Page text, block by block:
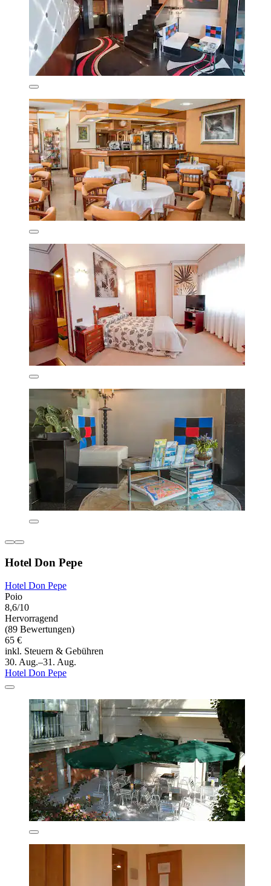
Hotel Don Pepe
Hotel Don Pepe
Poio
8,6/10
Hervorragend
(89 Bewertungen)
65 €
inkl. Steuern & Gebühren
30. Aug.–31. Aug.
Hotel Don Pepe